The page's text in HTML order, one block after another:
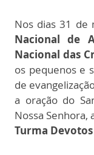
Nos dias 31 de
Nacional de
Nacional das
os pequenos e
de
a oração do
Nossa Senhora,
Turma